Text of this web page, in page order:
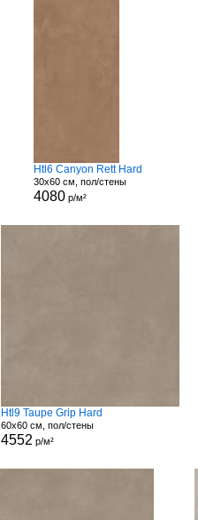
Htl6 Canyon Rett Hard
30x60 см, пол/стены
4080 р/м²
Htl9 Taupe Grip Hard
60x60 см, пол/стены
4552 р/м²